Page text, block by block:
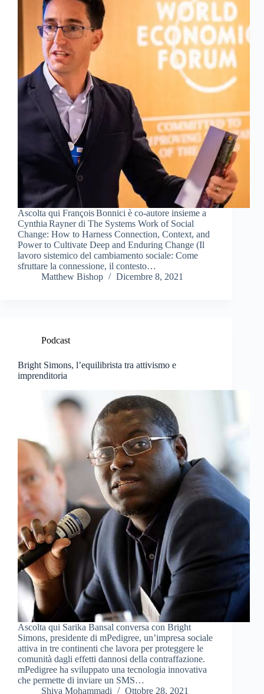
Ascolta qui François Bonnici è co-autore insieme a
Cynthia Rayner di The Systems Work of Social
Change: How to Harness Connection, Context, and
Power to Cultivate Deep and Enduring Change (Il
lavoro sistemico del cambiamento sociale: Come
sfruttare la connessione, il contesto…
Matthew Bishop
Dicembre 8, 2021
Podcast
Bright Simons, l’equilibrista tra attivismo e
imprenditoria
Ascolta qui Sarika Bansal conversa con Bright
Simons, presidente di mPedigree, un’impresa sociale
attiva in tre continenti che lavora per proteggere le
comunità dagli effetti dannosi della contraffazione.
mPedigree ha sviluppato una tecnologia innovativa
che permette di inviare un SMS…
Shiva Mohammadi
Ottobre 28, 2021